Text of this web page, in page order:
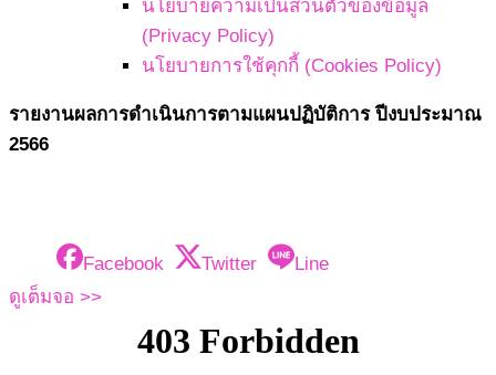
นโยบายความเป็นส่วนตัวของข้อมูล
(Privacy Policy)
นโยบายการใช้คุกกี้ (Cookies Policy)
รายงานผลการดำเนินการตามแผนปฏิบัติการ ปีงบประมาณ
2566
Facebook Twitter
Line
ดูเต็มจอ >>